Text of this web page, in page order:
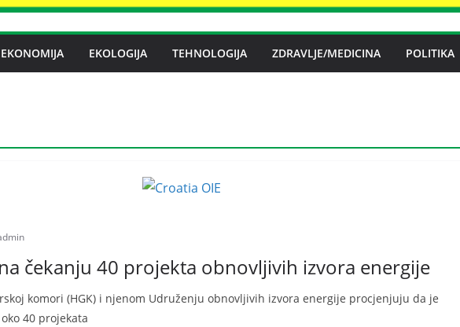
EKONOMIJA EKOLOGIJA TEHNOLOGIJA ZDRAVLJE/MEDICINA POLITIKA
čekanju 40 projekta obnovljivih izvora energije
komori (HGK) i njenom Udruženju obnovljivih izvora energije procjenjuju da je
40 projekata